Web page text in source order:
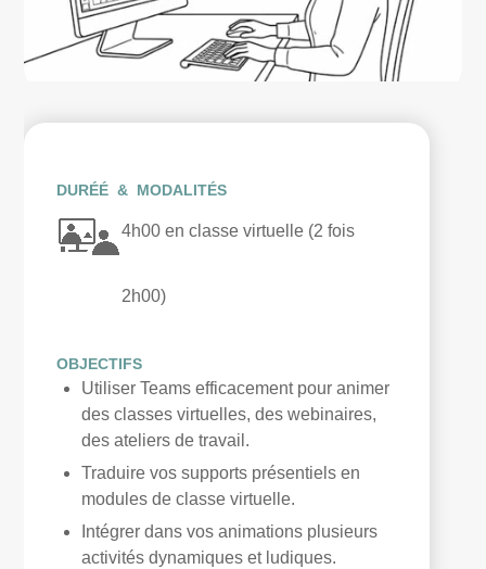
DURÉÉ & MODALITÉS
4h00 en classe virtuelle (2 fois
2h00)
OBJECTIFS
Utiliser Teams efficacement pour animer
des classes virtuelles, des webinaires,
des ateliers de travail.
Traduire vos supports présentiels en
modules de classe virtuelle.
Intégrer dans vos animations plusieurs
activités dynamiques et ludiques.